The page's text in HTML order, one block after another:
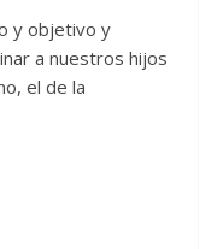
y objetivo y
a nuestros hijos
el de la